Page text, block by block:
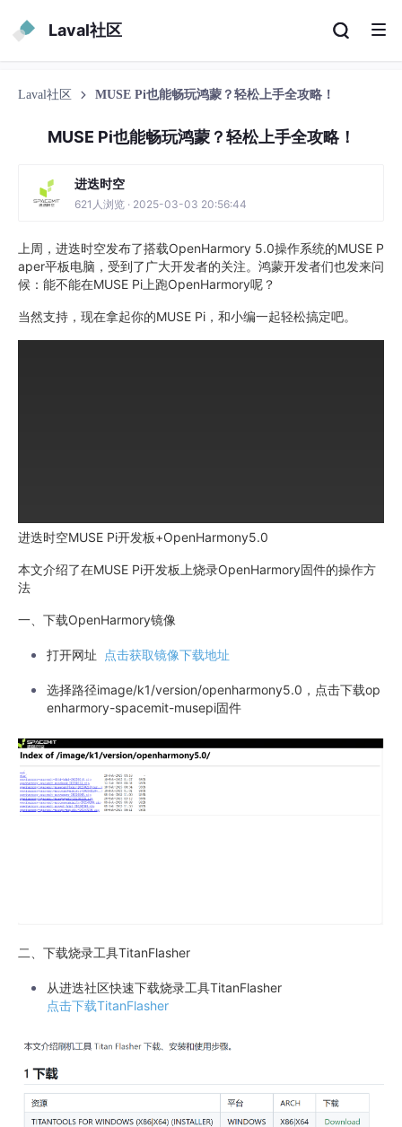
Laval社区
Laval社区 MUSE Pi也能畅玩鸿蒙？轻松上手全攻略！
MUSE Pi也能畅玩鸿蒙？轻松上手全攻略！
进迭时空
621人浏览 · 2025-03-03 20:56:44
上周，进迭时空发布了搭载OpenHarmory 5.0操作系统的MUSE P
aper平板电脑，受到了广大开发者的关注。鸿蒙开发者们也发来问
候：能不能在MUSE Pi上跑OpenHarmory呢？
当然支持，现在拿起你的MUSE Pi，和小编一起轻松搞定吧。
进迭时空MUSE Pi开发板+OpenHarmony5.0
本文介绍了在MUSE Pi开发板上烧录OpenHarmory固件的操作方
法
一、下载OpenHarmory镜像
打开网址 点击获取镜像下载地址
选择路径image/k1/version/openharmony5.0，点击下载op
enharmory-spacemit-musepi固件
二、下载烧录工具TitanFlasher
从进迭社区快速下载烧录工具TitanFlasher
点击下载TitanFlasher